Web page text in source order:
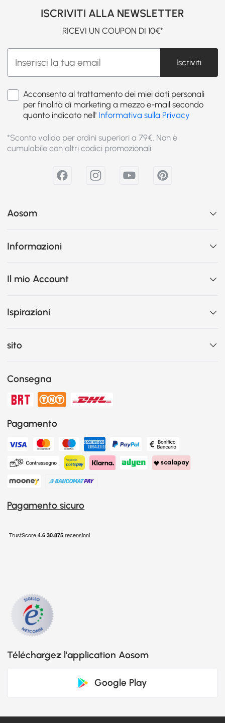
ISCRIVITI ALLA NEWSLETTER
RICEVI UN COUPON DI 10€*
Iscriviti
Acconsento al trattamento dei miei dati personali
per finalità di marketing a mezzo e-mail secondo
quanto indicato nell' Informativa sulla Privacy
*Sconto valido per ordini superiori a 79€. Non è
cumulabile con altri codici promozionali.
Aosom
Informazioni
Il mio Account
Ispirazioni
sito
Consegna
Pagamento
Pagamento sicuro
Téléchargez l'application Aosom
Google Play